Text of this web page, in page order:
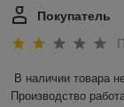
Покупатель
В наличии товара
Производство